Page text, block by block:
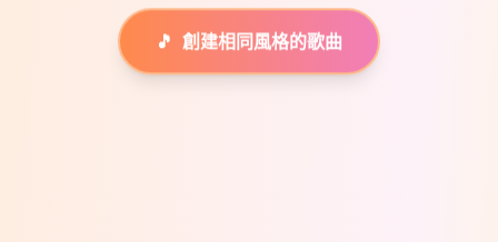
🎵 創建相同風格的歌曲